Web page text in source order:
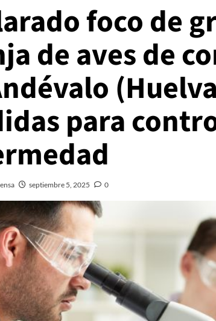
foco de
de aves de
para
septiembre 5, 2025 0